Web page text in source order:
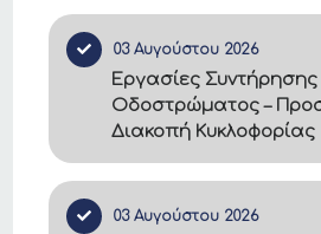
03 Αυγούστου 2026
Εργασίες Συντήρησης
Οδοστρώματος –
Διακοπή Κυκλοφορίας
03 Αυγούστου 2026